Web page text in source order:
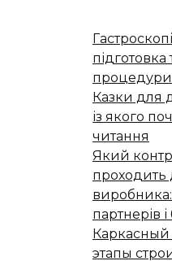
процедури
Казки для
із якого
читання
Який
проходить
партнерів і
этапы